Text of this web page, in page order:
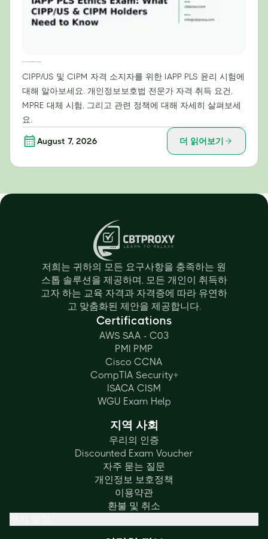
CIPP/US 및 CIPM 자격 소지자를 위한 IAPP PLS 윤리 시험에
대해 알아보세요. 개인정보보호법 전문가 자격 취득 요건,
MPRE 대체 시험, 그리고 관련 정책에 대해 자세히 살펴보세
요.
August 7, 2026 더 읽어보기
저희는 귀하의 모든 요구사항을 충족하는 원
스톱 솔루션을 제공하며, 모든 개인이 취득하
고자 하는 교육 자격과 자격증에 따라 유연하
고 맞춤화된 제안을 제공합니다.
Certifications
AWS SAA - C03
PMI PMP
Cisco CCNA
CompTIA Security+
ISACA CISM
WGU Exam Help
지역 사회
우리의 인증
Discounted Exam Voucher
자주 묻는 질문
개인정보 보호정책
이용약관
환불 및 취소